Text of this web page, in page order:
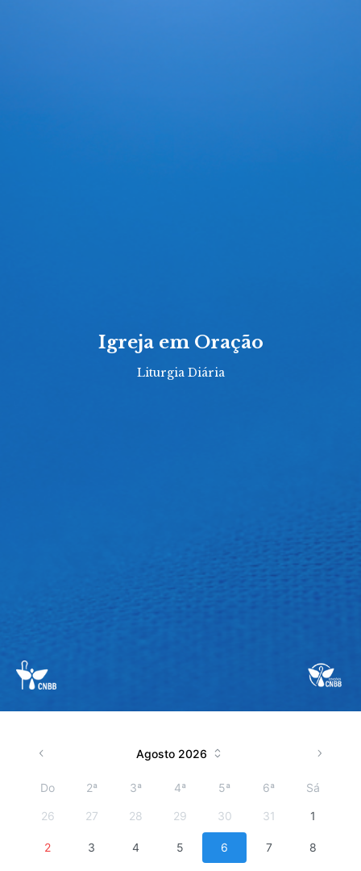
Igreja em Oração
Liturgia Diária
Agosto 2026
Do 2ª 3ª 4ª 5ª 6ª Sá
26 27 28 29 30 31 1
2 3 4 5 6 7 8